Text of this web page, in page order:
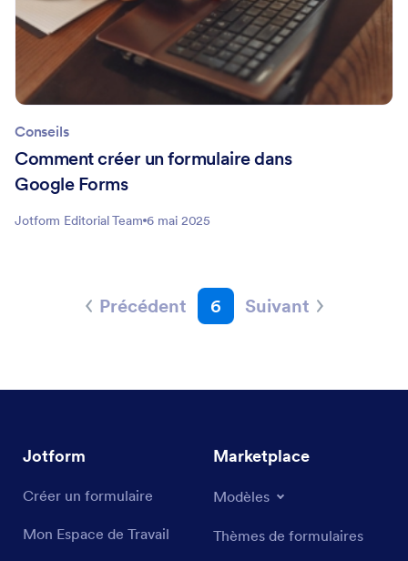
Conseils
Comment créer un formulaire dans
Google Forms
Jotform Editorial Team 6 mai 2025
Précédent 6 Suivant
Jotform
Créer un formulaire
Mon Espace de Travail
Marketplace
Modèles
Thèmes de formulaires